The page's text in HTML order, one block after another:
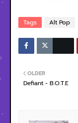
Tags Alt Pop
OLDER
Defiant - B.O.T.E